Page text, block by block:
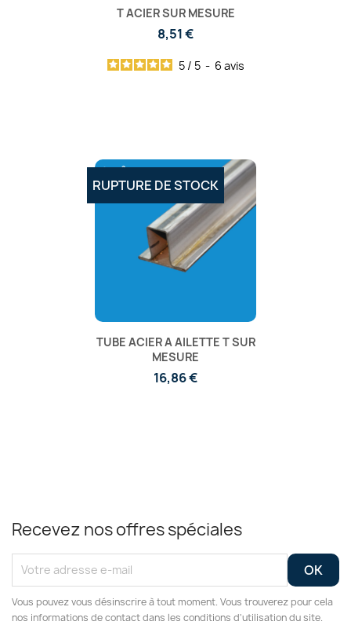
T ACIER SUR MESURE
8,51 €
5 / 5 - 6 avis
TUBE ACIER A AILETTE T SUR
MESURE
16,86 €
RUPTURE DE STOCK
Recevez nos offres spéciales
Vous pouvez vous désinscrire à tout moment. Vous trouverez pour cela
nos informations de contact dans les conditions d'utilisation du site.